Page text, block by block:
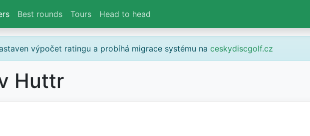
Best rounds Tours Head to head
výpočet ratingu a probíhá migrace systému na ceskydiscgolf.cz
Huttr